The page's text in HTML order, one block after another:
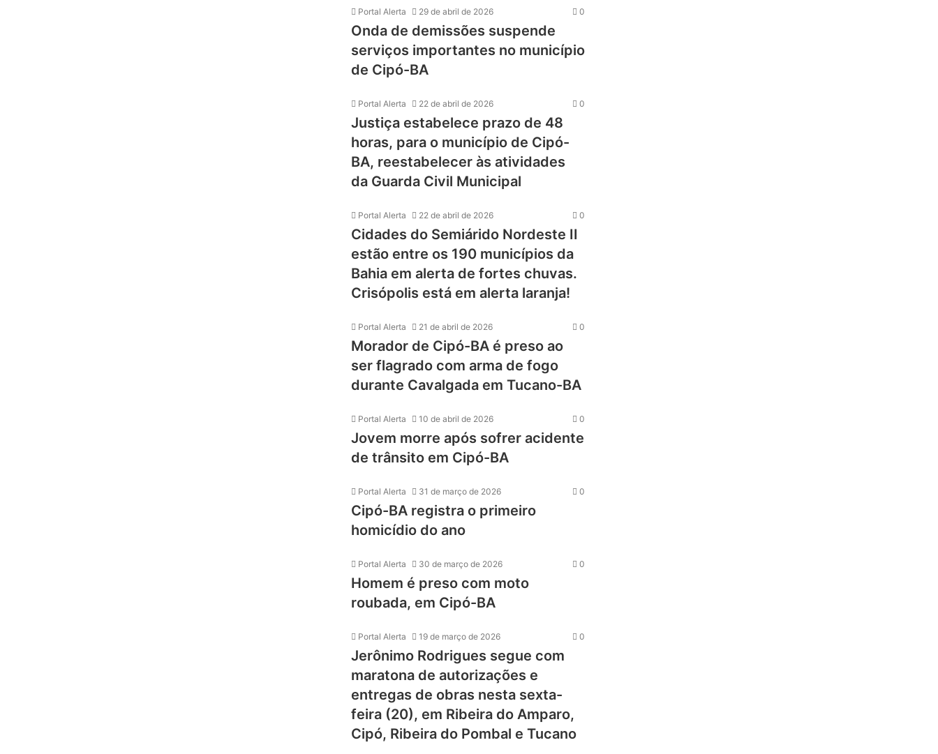
Portal Alerta 29 de abril de 2026 0
Onda de demissões suspende
serviços importantes no município
de Cipó-BA
Portal Alerta 22 de abril de 2026 0
Justiça estabelece prazo de 48
horas, para o município de Cipó-
BA, reestabelecer às atividades
da Guarda Civil Municipal
Portal Alerta 22 de abril de 2026 0
Cidades do Semiárido Nordeste II
estão entre os 190 municípios da
Bahia em alerta de fortes chuvas.
Crisópolis está em alerta laranja!
Portal Alerta 21 de abril de 2026 0
Morador de Cipó-BA é preso ao
ser flagrado com arma de fogo
durante Cavalgada em Tucano-BA
Portal Alerta 10 de abril de 2026 0
Jovem morre após sofrer acidente
de trânsito em Cipó-BA
Portal Alerta 31 de março de 2026 0
Cipó-BA registra o primeiro
homicídio do ano
Portal Alerta 30 de março de 2026 0
Homem é preso com moto
roubada, em Cipó-BA
Portal Alerta 19 de março de 2026 0
Jerônimo Rodrigues segue com
maratona de autorizações e
entregas de obras nesta sexta-
feira (20), em Ribeira do Amparo,
Cipó, Ribeira do Pombal e Tucano